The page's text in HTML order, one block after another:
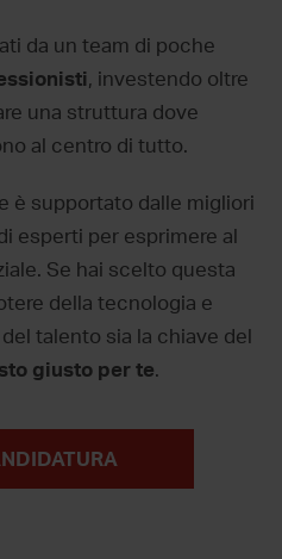
da un team di poche
, investendo oltre
una struttura dove
al centro di tutto.
è supportato dalle migliori
esperti per esprimere al
Se hai scelto questa
della tecnologia e
talento sia la chiave del
giusto per te.